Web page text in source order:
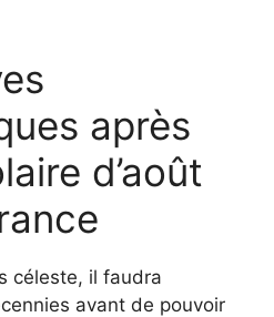
après
d’août
céleste, il faudra
avant de pouvoir